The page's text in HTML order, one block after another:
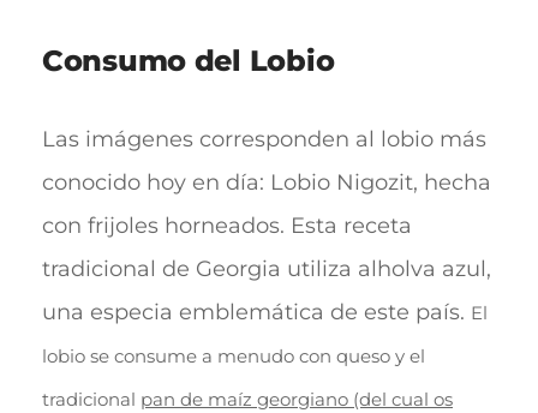
Consumo del Lobio
Las imágenes corresponden al lobio más
conocido hoy en día: Lobio Nigozit, hecha
con frijoles horneados. Esta receta
tradicional de Georgia utiliza alholva azul,
una especia emblemática de este país. El
lobio se consume a menudo con queso y el
tradicional pan de maíz georgiano (del cual os